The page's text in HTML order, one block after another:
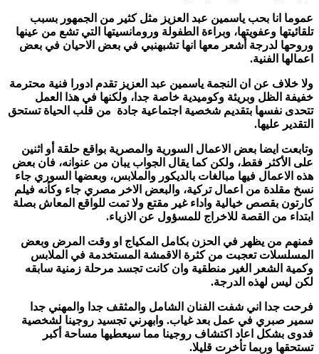
عموما انا بحب ياسمين عبد العزيز مثل كثير من الجمهور بسبب
تلقائيتها وعفويتها، وبراءة الطفولة ورومانسيتها التي تشع من عينها
وروحها لدرجة أشعر معها انها تشبهنبي في بعض الاحيان في بعض
اعمالها الفنية.
ولا خلاف عن ان النجمة ياسمين عبد العزيز تقدم ادورا فنية محترمة
خفيفة الظل وبريئة وكوميدية خاصة جدا، ولكنها في هذا العمل
تتحدى نفسها بتقديم شخصية اجتماعية جادة من قلب الحياة تستحق
التقدير عليها.
وتابعت ايضا بعض الاعمال السورية والمصرية بواقع حلقة أو اثنين
على الأكثر فقط، ولكن كما يقال الجواب يبان من عنوانه، فان بعض
هذه الاعمال فيها مبالغات بالديكور والملابس، وبعضها السوري جاء
نسخ مقلدة من اعمال تركية، والبعض الاخر مصري جاء وكأنه فيلم
كارتون بقصص خيالية واداء غير مقتع ولا تمت للواقع المعاش بصلة
ابتداء من القصة للاخراج للمسؤول عن الازياء.
فمنهم من يظهر في الحزن بكامل المكياج او وقت المرض وبعض
المسلسلات تعجبت من كثرة الاقمشة المستخدمة في الملابس
وكمية الشعر الغير منطقية وان كانت تجسد مرحلة زمنية سابقه
لكن ليس لهذه الدرجة.
فرحت جدا اني شفت الفنان الشامل والمثقف جدا والمهني جدا
سمير صبري في عمل بعد غياب. وابهرني تجسيد روجينا لشخصية
فدوى بشكل اعاد اكتشاف روجينا مما سيعطيها مساحة أكبر
تستحقها وربما تأخرت قليلا.